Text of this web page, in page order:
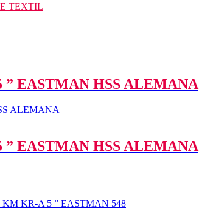
TEXTIL
EASTMAN HSS ALEMANA
EASTMAN HSS ALEMANA
KR-A 5 ” EASTMAN 548